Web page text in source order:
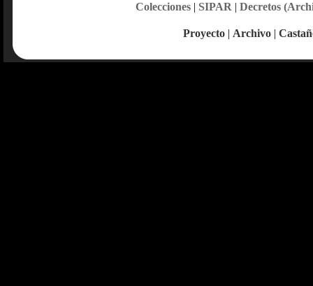
Colecciones| SIPAR | Decretos
Proyecto | Archivo |